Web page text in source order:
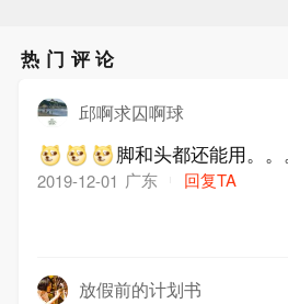
热门评论
邱啊求囚啊球
脚和头都还能用。。。
2019-12-01 广东 回复TA
放假前的计划书